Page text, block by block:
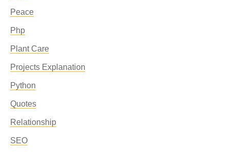
Peace
Php
Plant Care
Projects Explanation
Python
Quotes
Relationship
SEO